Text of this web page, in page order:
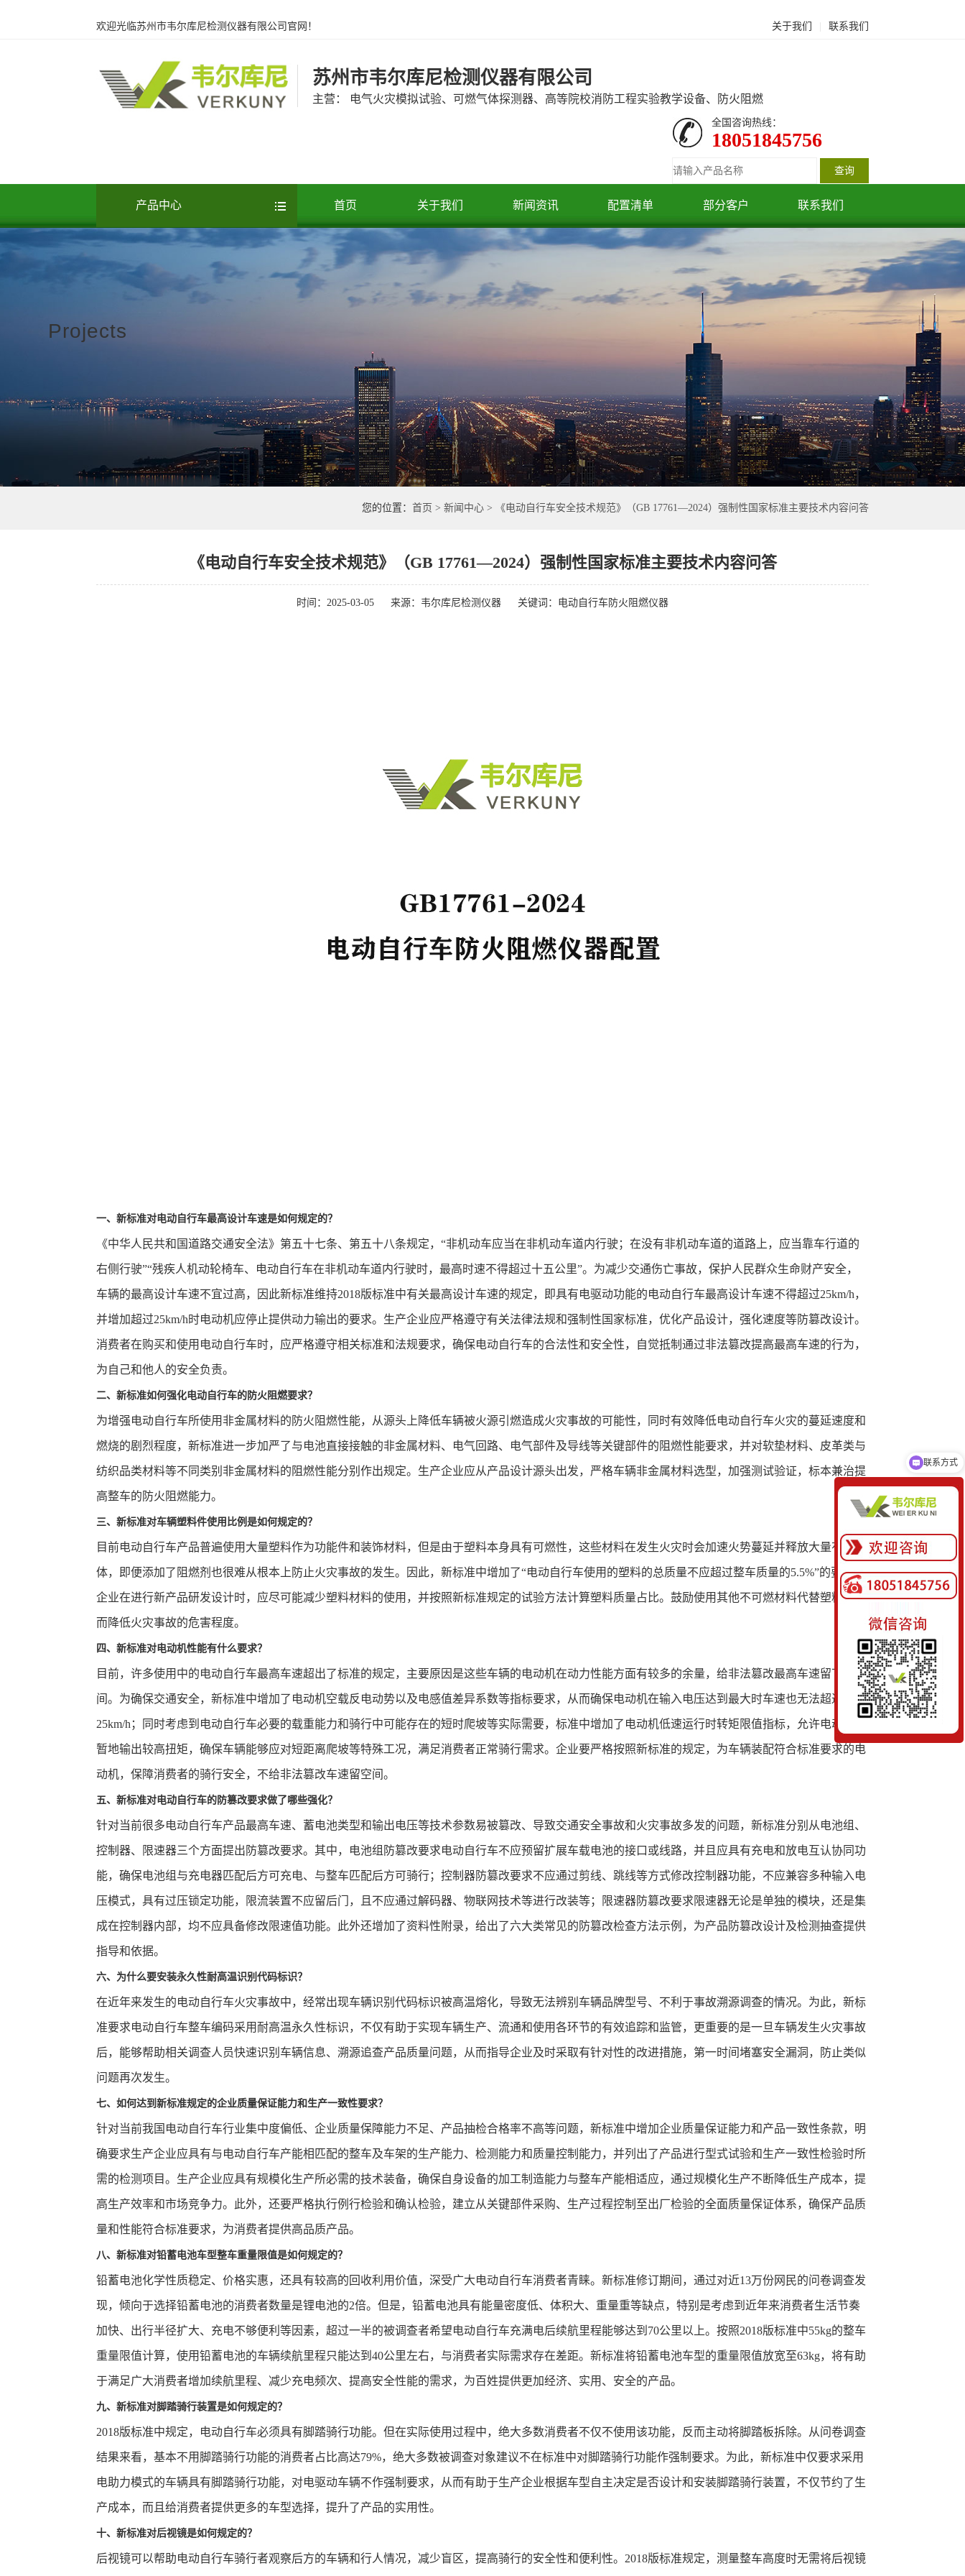
关于我们 联系我们
欢迎光临苏州市韦尔库尼检测仪器有限公司官网！
苏州市韦尔库尼检测仪器有限公司
主营： 电气火灾模拟试验、可燃气体探测器、高等院校消防工程实验教学设备、防火阻燃
全国咨询热线：
18051845756
产品中心 首页 关于我们 新闻资讯 配置清单 部分客户 联系我们
Projects
您的位置： 首页 > 新闻中心 > 《电动自行车安全技术规范》（GB 17761—2024）强制性国家标准主要技术内容问答
《电动自行车安全技术规范》（GB 17761—2024）强制性国家标准主要技术内容问答
时间：2025-03-05 来源：韦尔库尼检测仪器 关键词：电动自行车防火阻燃仪器
一、新标准对电动自行车最高设计车速是如何规定的？
《中华人民共和国道路交通安全法》第五十七条、第五十八条规定，“非机动车应当在非机动车道内行驶；在没有非机动车道的道路上，应当靠车行道的
右侧行驶”“残疾人机动轮椅车、电动自行车在非机动车道内行驶时，最高时速不得超过十五公里”。为减少交通伤亡事故，保护人民群众生命财产安全，
车辆的最高设计车速不宜过高，因此新标准维持2018版标准中有关最高设计车速的规定，即具有电驱动功能的电动自行车最高设计车速不得超过25km/h，
并增加超过25km/h时电动机应停止提供动力输出的要求。生产企业应严格遵守有关法律法规和强制性国家标准，优化产品设计，强化速度等防篡改设计。
消费者在购买和使用电动自行车时，应严格遵守相关标准和法规要求，确保电动自行车的合法性和安全性，自觉抵制通过非法篡改提高最高车速的行为，
为自己和他人的安全负责。
二、新标准如何强化电动自行车的防火阻燃要求？
为增强电动自行车所使用非金属材料的防火阻燃性能，从源头上降低车辆被火源引燃造成火灾事故的可能性，同时有效降低电动自行车火灾的蔓延速度和
燃烧的剧烈程度，新标准进一步加严了与电池直接接触的非金属材料、电气回路、电气部件及导线等关键部件的阻燃性能要求，并对软垫材料、皮革类与
纺织品类材料等不同类别非金属材料的阻燃性能分别作出规定。生产企业应从产品设计源头出发，严格车辆非金属材料选型，加强测试验证，标本兼治提
高整车的防火阻燃能力。
三、新标准对车辆塑料件使用比例是如何规定的？
目前电动自行车产品普遍使用大量塑料作为功能件和装饰材料，但是由于塑料本身具有可燃性，这些材料在发生火灾时会加速火势蔓延并释放大量有毒气
体，即便添加了阻燃剂也很难从根本上防止火灾事故的发生。因此，新标准中增加了“电动自行车使用的塑料的总质量不应超过整车质量的5.5%”的要求。
企业在进行新产品研发设计时，应尽可能减少塑料材料的使用，并按照新标准规定的试验方法计算塑料质量占比。鼓励使用其他不可燃材料代替塑料，从
而降低火灾事故的危害程度。
四、新标准对电动机性能有什么要求？
目前，许多使用中的电动自行车最高车速超出了标准的规定，主要原因是这些车辆的电动机在动力性能方面有较多的余量，给非法篡改最高车速留下了空
间。为确保交通安全，新标准中增加了电动机空载反电动势以及电感值差异系数等指标要求，从而确保电动机在输入电压达到最大时车速也无法超过
25km/h；同时考虑到电动自行车必要的载重能力和骑行中可能存在的短时爬坡等实际需要，标准中增加了电动机低速运行时转矩限值指标，允许电动机短
暂地输出较高扭矩，确保车辆能够应对短距离爬坡等特殊工况，满足消费者正常骑行需求。企业要严格按照新标准的规定，为车辆装配符合标准要求的电
动机，保障消费者的骑行安全，不给非法篡改车速留空间。
五、新标准对电动自行车的防篡改要求做了哪些强化？
针对当前很多电动自行车产品最高车速、蓄电池类型和输出电压等技术参数易被篡改、导致交通安全事故和火灾事故多发的问题，新标准分别从电池组、
控制器、限速器三个方面提出防篡改要求。其中，电池组防篡改要求电动自行车不应预留扩展车载电池的接口或线路，并且应具有充电和放电互认协同功
能，确保电池组与充电器匹配后方可充电、与整车匹配后方可骑行；控制器防篡改要求不应通过剪线、跳线等方式修改控制器功能，不应兼容多种输入电
压模式，具有过压锁定功能，限流装置不应留后门，且不应通过解码器、物联网技术等进行改装等；限速器防篡改要求限速器无论是单独的模块，还是集
成在控制器内部，均不应具备修改限速值功能。此外还增加了资料性附录，给出了六大类常见的防篡改检查方法示例，为产品防篡改设计及检测抽查提供
指导和依据。
六、为什么要安装永久性耐高温识别代码标识？
在近年来发生的电动自行车火灾事故中，经常出现车辆识别代码标识被高温熔化，导致无法辨别车辆品牌型号、不利于事故溯源调查的情况。为此，新标
准要求电动自行车整车编码采用耐高温永久性标识，不仅有助于实现车辆生产、流通和使用各环节的有效追踪和监管，更重要的是一旦车辆发生火灾事故
后，能够帮助相关调查人员快速识别车辆信息、溯源追查产品质量问题，从而指导企业及时采取有针对性的改进措施，第一时间堵塞安全漏洞，防止类似
问题再次发生。
七、如何达到新标准规定的企业质量保证能力和生产一致性要求？
针对当前我国电动自行车行业集中度偏低、企业质量保障能力不足、产品抽检合格率不高等问题，新标准中增加企业质量保证能力和产品一致性条款，明
确要求生产企业应具有与电动自行车产能相匹配的整车及车架的生产能力、检测能力和质量控制能力，并列出了产品进行型式试验和生产一致性检验时所
需的检测项目。生产企业应具有规模化生产所必需的技术装备，确保自身设备的加工制造能力与整车产能相适应，通过规模化生产不断降低生产成本，提
高生产效率和市场竞争力。此外，还要严格执行例行检验和确认检验，建立从关键部件采购、生产过程控制至出厂检验的全面质量保证体系，确保产品质
量和性能符合标准要求，为消费者提供高品质产品。
八、新标准对铅蓄电池车型整车重量限值是如何规定的？
铅蓄电池化学性质稳定、价格实惠，还具有较高的回收利用价值，深受广大电动自行车消费者青睐。新标准修订期间，通过对近13万份网民的问卷调查发
现，倾向于选择铅蓄电池的消费者数量是锂电池的2倍。但是，铅蓄电池具有能量密度低、体积大、重量重等缺点，特别是考虑到近年来消费者生活节奏
加快、出行半径扩大、充电不够便利等因素，超过一半的被调查者希望电动自行车充满电后续航里程能够达到70公里以上。按照2018版标准中55kg的整车
重量限值计算，使用铅蓄电池的车辆续航里程只能达到40公里左右，与消费者实际需求存在差距。新标准将铅蓄电池车型的重量限值放宽至63kg，将有助
于满足广大消费者增加续航里程、减少充电频次、提高安全性能的需求，为百姓提供更加经济、实用、安全的产品。
九、新标准对脚踏骑行装置是如何规定的？
2018版标准中规定，电动自行车必须具有脚踏骑行功能。但在实际使用过程中，绝大多数消费者不仅不使用该功能，反而主动将脚踏板拆除。从问卷调查
结果来看，基本不用脚踏骑行功能的消费者占比高达79%，绝大多数被调查对象建议不在标准中对脚踏骑行功能作强制要求。为此，新标准中仅要求采用
电助力模式的车辆具有脚踏骑行功能，对电驱动车辆不作强制要求，从而有助于生产企业根据车型自主决定是否设计和安装脚踏骑行装置，不仅节约了生
产成本，而且给消费者提供更多的车型选择，提升了产品的实用性。
十、新标准对后视镜是如何规定的？
后视镜可以帮助电动自行车骑行者观察后方的车辆和行人情况，减少盲区，提高骑行的安全性和便利性。2018版标准规定，测量整车高度时无需将后视镜
联系方式